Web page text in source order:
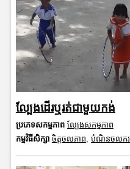
ល្បែងដើរឬរត់ជាមួយកង់
ប្រភេទសកម្មភាព ល្បែងសកម្មភាព
កម្មវិធីសិក្សា ចិត្តចលភាព បំណិនចលក